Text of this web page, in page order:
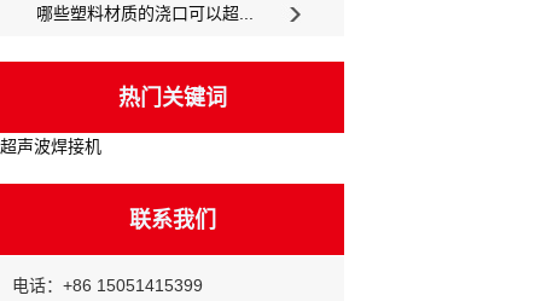
哪些塑料材质的浇口可以超...
热门关键词
超声波焊接机
联系我们
电话：+86 15051415399